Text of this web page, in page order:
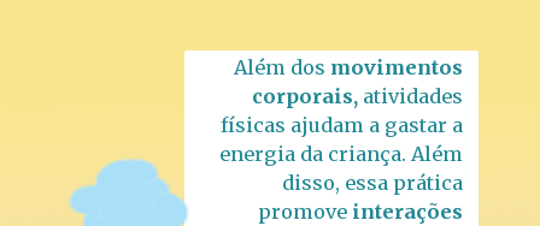
Além dos movimentos
corporais, atividades
físicas ajudam a gastar a
energia da criança. Além
disso, essa prática
promove interações